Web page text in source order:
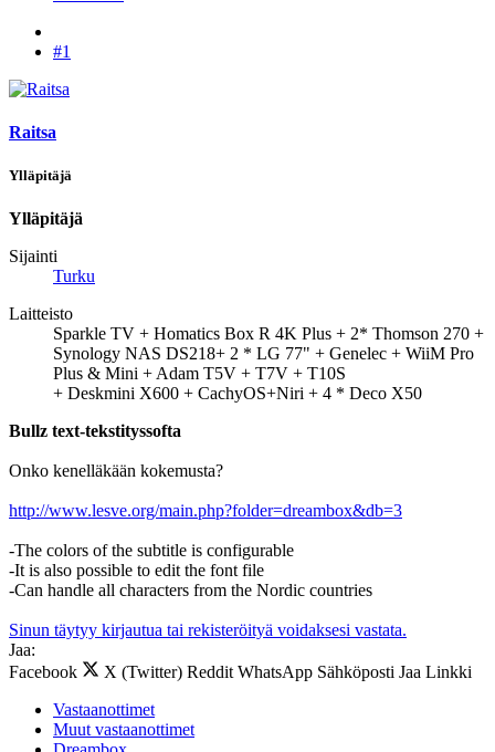
#1
Raitsa
Ylläpitäjä
Ylläpitäjä
Sijainti
Turku
Laitteisto
Sparkle TV + Homatics Box R 4K Plus + 2* Thomson 270 +
Synology NAS DS218+ 2 * LG 77" + Genelec + WiiM Pro
Plus & Mini + Adam T5V + T7V + T10S
+ Deskmini X600 + CachyOS+Niri + 4 * Deco X50
Bullz text-tekstityssofta
Onko kenelläkään kokemusta?
http://www.lesve.org/main.php?folder=dreambox&db=3
-The colors of the subtitle is configurable
-It is also possible to edit the font file
-Can handle all characters from the Nordic countries
Sinun täytyy kirjautua tai rekisteröityä voidaksesi vastata.
Jaa:
Facebook
X (Twitter) Reddit WhatsApp Sähköposti Jaa Linkki
Vastaanottimet
Muut vastaanottimet